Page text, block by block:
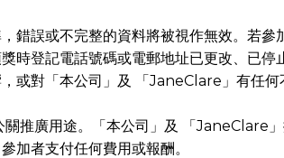
錯誤或不完整的資料將被視作無效。若
登記電話號碼或電郵地址已更改、已停
或對「本公司」及 「JaneClare」有任
推廣用途。「本公司」及 「JaneClare
加者支付任何費用或報酬。